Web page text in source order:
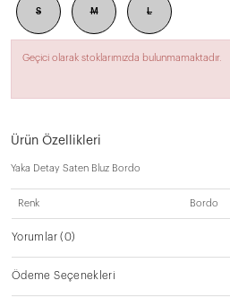
S M L
Geçici olarak stoklarımızda bulunmamaktadır.
Ürün Özellikleri
Yaka Detay Saten Bluz Bordo
Renk Bordo
Yorumlar(0)
Ödeme Seçenekleri